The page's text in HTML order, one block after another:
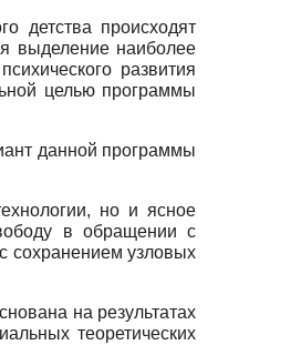
детства происходят
выделение наиболее
развития
целью программы
данной программы
но и ясное
в обращении с
сохранением узловых
на результатах
теоретических